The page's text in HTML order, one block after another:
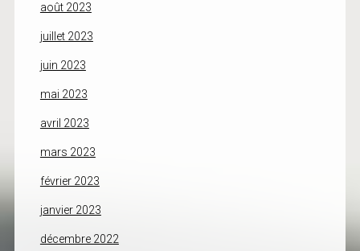
août 2023
juillet 2023
juin 2023
mai 2023
avril 2023
mars 2023
février 2023
janvier 2023
décembre 2022